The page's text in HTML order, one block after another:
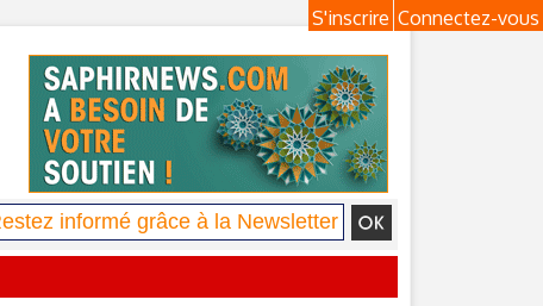
Connectez-vous
S'inscrire